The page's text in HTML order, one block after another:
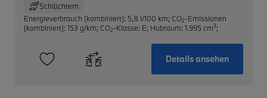
Schlüchtern
Energieverbrauch (kombiniert): 5,8 l/100 km; CO2-Emissionen
(kombiniert): 153 g/km; CO2-Klasse: E; Hubraum: 1.995 cm3;
Details ansehen